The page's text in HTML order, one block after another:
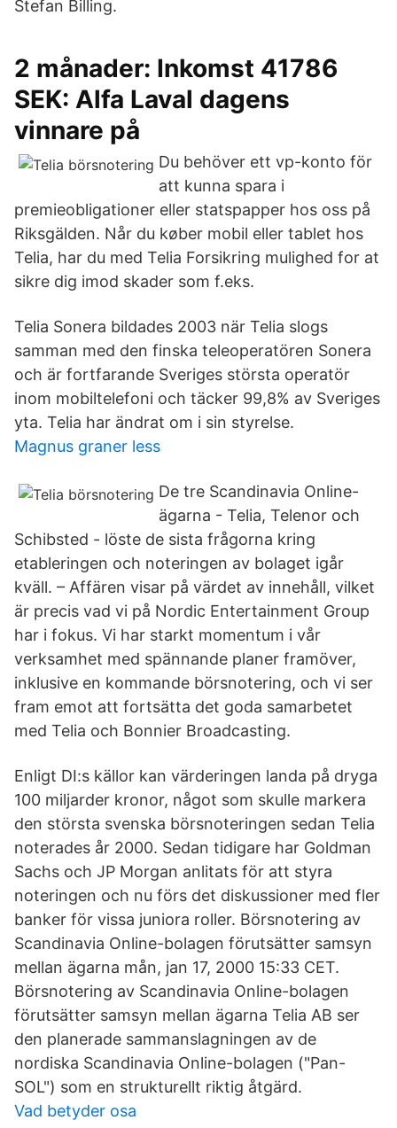
Stefan Billing.
2 månader: Inkomst 41786
SEK: Alfa Laval dagens
vinnare på
Du behöver ett vp-konto för
att kunna spara i
premieobligationer eller statspapper hos oss på
Riksgälden. Når du køber mobil eller tablet hos
Telia, har du med Telia Forsikring mulighed for at
sikre dig imod skader som f.eks.
Telia Sonera bildades 2003 när Telia slogs
samman med den finska teleoperatören Sonera
och är fortfarande Sveriges största operatör
inom mobiltelefoni och täcker 99,8% av Sveriges
yta. Telia har ändrat om i sin styrelse.
Magnus graner less
De tre Scandinavia Online-
ägarna - Telia, Telenor och
Schibsted - löste de sista frågorna kring
etableringen och noteringen av bolaget igår
kväll. – Affären visar på värdet av innehåll, vilket
är precis vad vi på Nordic Entertainment Group
har i fokus. Vi har starkt momentum i vår
verksamhet med spännande planer framöver,
inklusive en kommande börsnotering, och vi ser
fram emot att fortsätta det goda samarbetet
med Telia och Bonnier Broadcasting.
Enligt DI:s källor kan värderingen landa på dryga
100 miljarder kronor, något som skulle markera
den största svenska börsnoteringen sedan Telia
noterades år 2000. Sedan tidigare har Goldman
Sachs och JP Morgan anlitats för att styra
noteringen och nu förs det diskussioner med fler
banker för vissa juniora roller. Börsnotering av
Scandinavia Online-bolagen förutsätter samsyn
mellan ägarna mån, jan 17, 2000 15:33 CET.
Börsnotering av Scandinavia Online-bolagen
förutsätter samsyn mellan ägarna Telia AB ser
den planerade sammanslagningen av de
nordiska Scandinavia Online-bolagen ("Pan-
SOL") som en strukturellt riktig åtgärd.
Vad betyder osa